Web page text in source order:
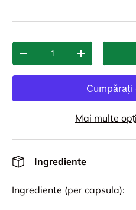
Cant.
-
+
Mai multe
Ingrediente
Ingrediente (per capsula):